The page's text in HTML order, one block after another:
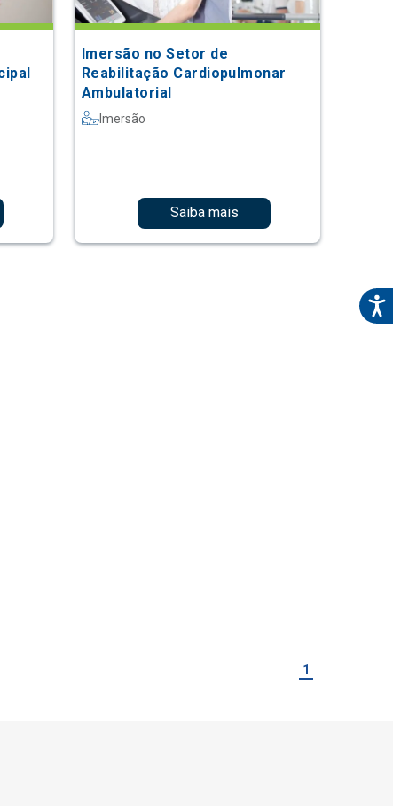
Imersão no Setor de
Reabilitação Cardiopulmonar
Ambulatorial
Imersão
Saiba mais
1